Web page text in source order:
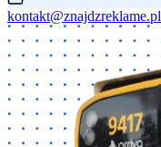
kontakt@znajdzreklame.pl